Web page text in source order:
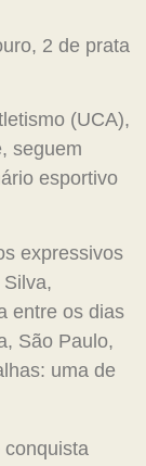
2 de prata
(UCA),
seguem
esportivo
expressivos
entre os dias
São Paulo,
uma de